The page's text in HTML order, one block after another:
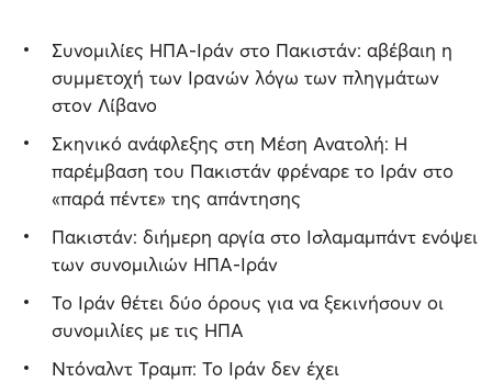
Συνομιλίες ΗΠΑ-Ιράν στο Πακιστάν: αβέβαιη η
συμμετοχή των Ιρανών λόγω των πληγμάτων
στον Λίβανο
Σκηνικό ανάφλεξης στη Μέση Ανατολή: Η
παρέμβαση του Πακιστάν φρέναρε το Ιράν στο
«παρά πέντε» της απάντησης
Πακιστάν: διήμερη αργία στο Ισλαμαμπάντ ενόψει
των συνομιλιών ΗΠΑ-Ιράν
Το Ιράν θέτει δύο όρους για να ξεκινήσουν οι
συνομιλίες με τις ΗΠΑ
Ντόναλντ Τραμπ: Το Ιράν δεν έχει